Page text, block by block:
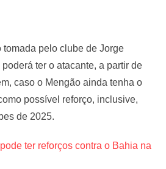
tomada pelo clube de Jorge
ter o atacante, a partir de
caso o Mengão ainda tenha o
possível reforço, inclusive,
de 2025.
ter reforços contra o Bahia na